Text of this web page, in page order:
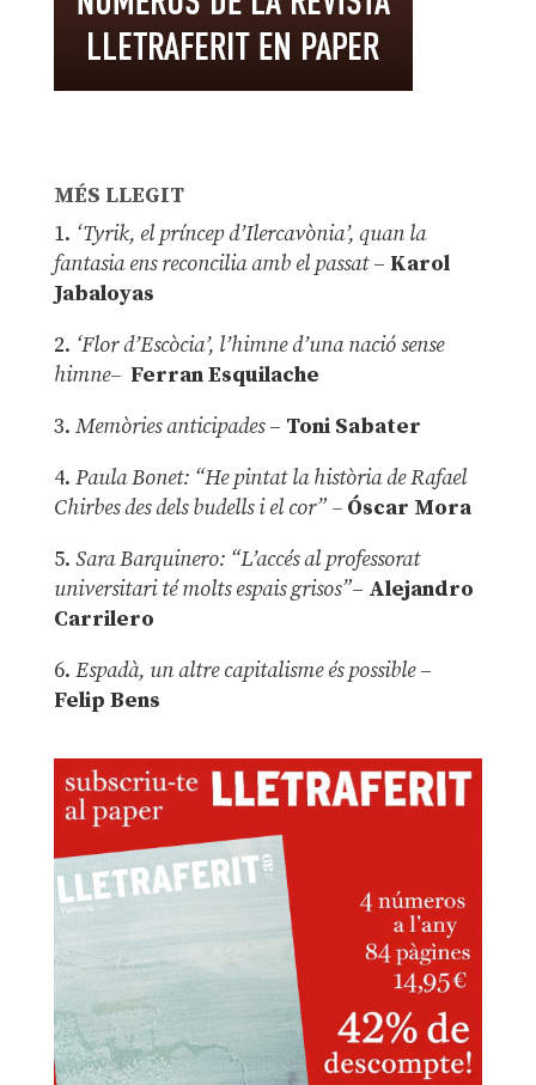
MÉS LLEGIT
1. ‘Tyrik, el príncep d’Ilercavònia’, quan la
fantasia ens reconcilia amb el passat– Karol
Jabaloyas
2. ‘Flor d’Escòcia’, l’himne d’una nació sense
himne– Ferran Esquilache
3. Memòries anticipades– Toni Sabater
4. Paula Bonet: “He pintat la història de Rafael
Chirbes des dels budells i el cor” –Óscar Mora
5. Sara Barquinero: “L’accés al professorat
universitari té molts espais grisos”– Alejandro
Carrilero
6. Espadà, un altre capitalisme és possible –
Felip Bens